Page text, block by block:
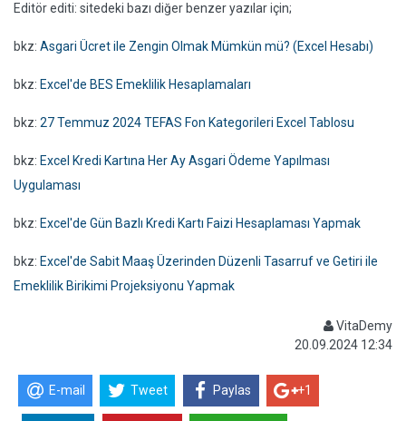
Editör editi: sitedeki bazı diğer benzer yazılar için;
bkz: Asgari Ücret ile Zengin Olmak Mümkün mü? (Excel Hesabı)
bkz: Excel'de BES Emeklilik Hesaplamaları
bkz: 27 Temmuz 2024 TEFAS Fon Kategorileri Excel Tablosu
bkz: Excel Kredi Kartına Her Ay Asgari Ödeme Yapılması
Uygulaması
bkz: Excel'de Gün Bazlı Kredi Kartı Faizi Hesaplaması Yapmak
bkz: Excel'de Sabit Maaş Üzerinden Düzenli Tasarruf ve Getiri ile
Emeklilik Birikimi Projeksiyonu Yapmak
VitaDemy
20.09.2024 12:34
E-mail Tweet Paylas +1